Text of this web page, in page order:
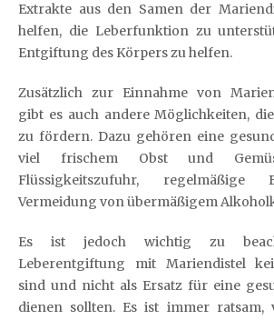
Extrakte aus den Samen der
helfen, die Leberfunktion zu
Entgiftung des Körpers zu helfen.
Zusätzlich zur Einnahme von
gibt es auch andere Möglichkeiten,
zu fördern. Dazu gehören eine
viel frischem Obst und
Flüssigkeitszufuhr, regelmäßige
Vermeidung von übermäßigem
Es ist jedoch wichtig zu
Leberentgiftung mit Mariendistel
sind und nicht als Ersatz für eine
dienen sollten. Es ist immer